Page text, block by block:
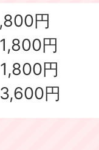
円
円
円
円